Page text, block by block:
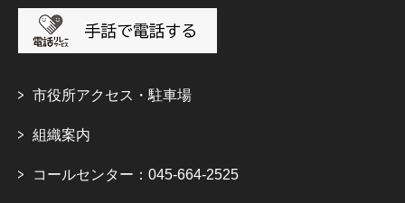
市役所アクセス・駐車場
組織案内
コールセンター：045-664-2525